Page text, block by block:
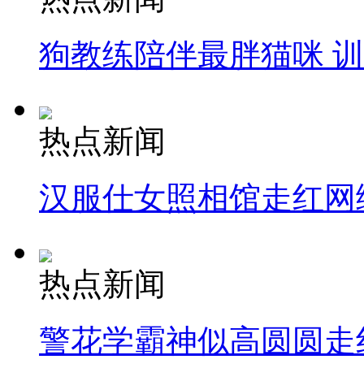
狗教练陪伴最胖猫咪
热点新闻
汉服仕女照相馆走红网
热点新闻
警花学霸神似高圆圆走